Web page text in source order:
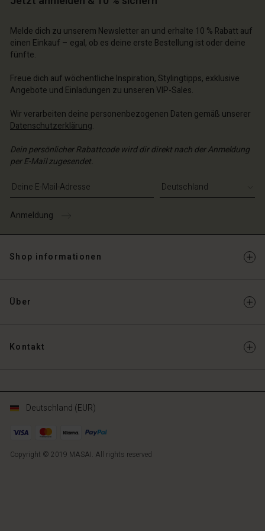
| Ein Land auswählen
finden
| Ein Land auswählen
Melde dich zu unserem Newsletter an und erhalte 10 % Rabatt auf
einen Einkauf – egal, ob es deine erste Bestellung ist oder deine
fünfte.
Freue dich auf wöchentliche Inspiration, Stylingtipps, exklusive
Angebote und Einladungen zu unseren VIP-Sales.
Wir verarbeiten deine personenbezogenen Daten gemäß unserer
Datenschutzerklärung.
Dein persönlicher Rabattcode wird dir direkt nach der Anmeldung
per E-Mail zugesendet.
E-Mail-Adresse eingeben
Anmeldung
Shop informationen
Über
Kontakt
Copyright © 2019 MASAI. All rights reserved
Deutschland (EUR)